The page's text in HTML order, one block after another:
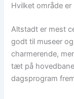
Hvilket område
Altstadt er mest
godt til museer
charmerende,
tæt på
dagsprogram